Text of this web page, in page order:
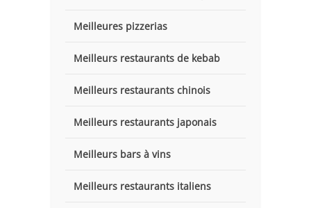
Meilleures pizzerias
Meilleurs restaurants de kebab
Meilleurs restaurants chinois
Meilleurs restaurants japonais
Meilleurs bars à vins
Meilleurs restaurants italiens